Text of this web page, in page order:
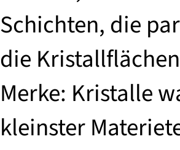
Schichten, die
die
Merke: Kristalle
kleinster